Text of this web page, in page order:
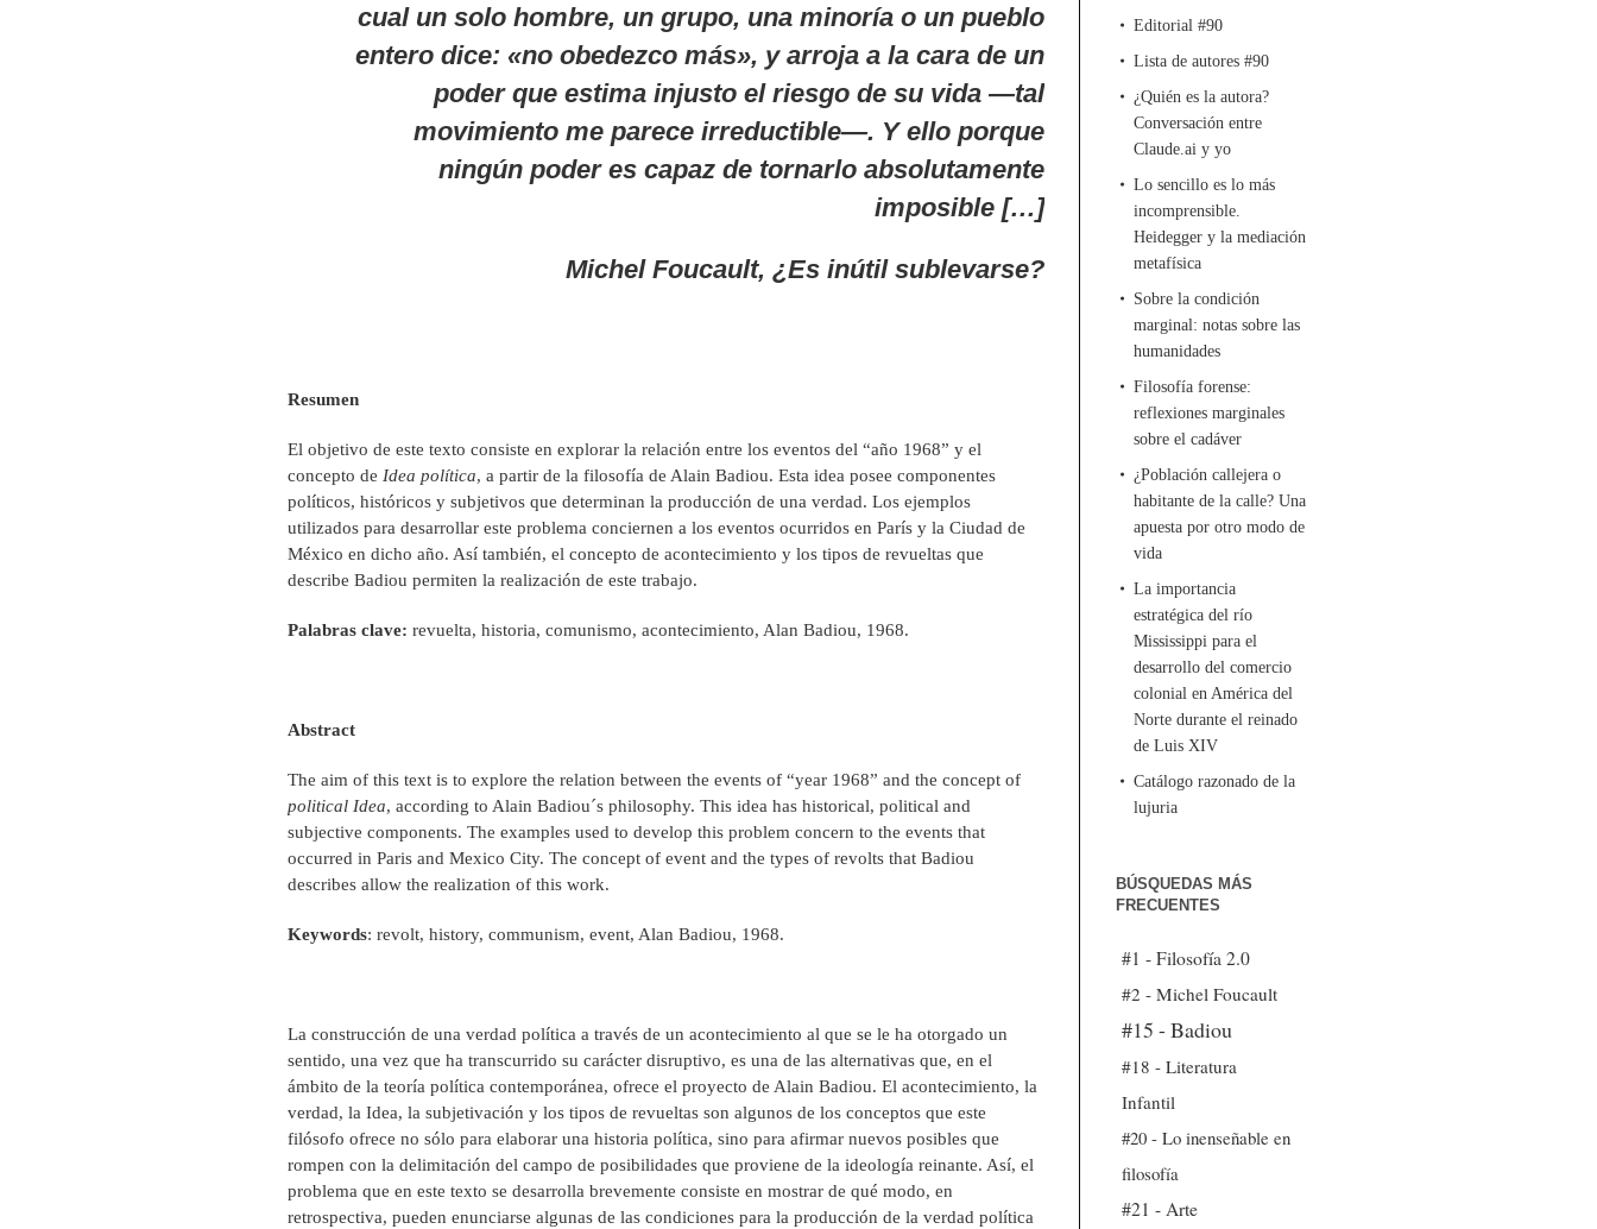
cual un solo hombre, un grupo, una minoría o un pueblo
entero dice: «no obedezco más», y arroja a la cara de un
poder que estima injusto el riesgo de su vida —tal
movimiento me parece irreductible—. Y ello porque
ningún poder es capaz de tornarlo absolutamente
imposible […]
Michel Foucault, ¿Es inútil sublevarse?
Resumen
El objetivo de este texto consiste en explorar la relación entre los eventos del “año 1968” y el
concepto de Idea política, a partir de la filosofía de Alain Badiou. Esta idea posee componentes
políticos, históricos y subjetivos que determinan la producción de una verdad. Los ejemplos
utilizados para desarrollar este problema conciernen a los eventos ocurridos en París y la Ciudad de
México en dicho año. Así también, el concepto de acontecimiento y los tipos de revueltas que
describe Badiou permiten la realización de este trabajo.
Palabras clave: revuelta, historia, comunismo, acontecimiento, Alan Badiou, 1968.
Abstract
The aim of this text is to explore the relation between the events of “year 1968” and the concept of
political Idea, according to Alain Badiou´s philosophy. This idea has historical, political and
subjective components. The examples used to develop this problem concern to the events that
occurred in Paris and Mexico City. The concept of event and the types of revolts that Badiou
describes allow the realization of this work.
Keywords: revolt, history, communism, event, Alan Badiou, 1968.
La construcción de una verdad política a través de un acontecimiento al que se le ha otorgado un
sentido, una vez que ha transcurrido su carácter disruptivo, es una de las alternativas que, en el
ámbito de la teoría política contemporánea, ofrece el proyecto de Alain Badiou. El acontecimiento, la
verdad, la Idea, la subjetivación y los tipos de revueltas son algunos de los conceptos que este
filósofo ofrece no sólo para elaborar una historia política, sino para afirmar nuevos posibles que
rompen con la delimitación del campo de posibilidades que proviene de la ideología reinante. Así, el
problema que en este texto se desarrolla brevemente consiste en mostrar de qué modo, en
retrospectiva, pueden enunciarse algunas de las condiciones para la producción de la verdad política
Editorial #90
Lista de autores #90
¿Quién es la autora?
Conversación entre
Claude.ai y yo
Lo sencillo es lo más
incomprensible.
Heidegger y la mediación
metafísica
Sobre la condición
marginal: notas sobre las
humanidades
Filosofía forense:
reflexiones marginales
sobre el cadáver
¿Población callejera o
habitante de la calle? Una
apuesta por otro modo de
vida
La importancia
estratégica del río
Mississippi para el
desarrollo del comercio
colonial en América del
Norte durante el reinado
de Luis XIV
Catálogo razonado de la
lujuria
BÚSQUEDAS MÁS
FRECUENTES
#1 - Filosofía 2.0
#2 - Michel Foucault
#15 - Badiou
#18 - Literatura
Infantil
#20 - Lo inenseñable en
filosofía
#21 - Arte